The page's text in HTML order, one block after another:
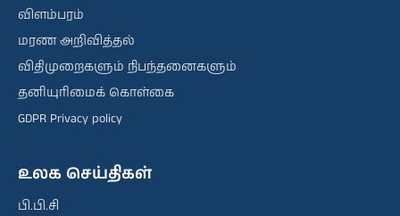
விளம்பரம்
மரண அறிவித்தல்
விதிமுறைகளும் நிபந்தனைகளும்
தனியுரிமைக் கொள்கை
GDPR Privacy policy
உலக செய்திகள்
பி.பி.சி